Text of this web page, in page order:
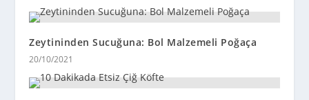
Zeytininden Sucuğuna: Bol Malzemeli Poğaça
20/10/2021